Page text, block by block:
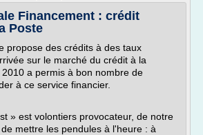
Financement : crédit
Poste
propose des crédits à des taux
sur le marché du crédit à la
a permis à bon nombre de
à ce service financier.
» est volontiers provocateur, de notre
mettre les pendules à l'heure : à